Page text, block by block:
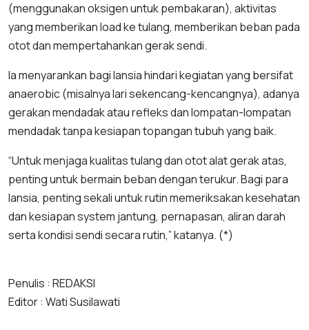
(menggunakan oksigen untuk pembakaran), aktivitas
yang memberikan load ke tulang, memberikan beban pada
otot dan mempertahankan gerak sendi.
Ia menyarankan bagi lansia hindari kegiatan yang bersifat
anaerobic (misalnya lari sekencang-kencangnya), adanya
gerakan mendadak atau refleks dan lompatan-lompatan
mendadak tanpa kesiapan topangan tubuh yang baik.
“Untuk menjaga kualitas tulang dan otot alat gerak atas,
penting untuk bermain beban dengan terukur. Bagi para
lansia, penting sekali untuk rutin memeriksakan kesehatan
dan kesiapan system jantung, pernapasan, aliran darah
serta kondisi sendi secara rutin,” katanya. (*)
Penulis : REDAKSI
Editor : Wati Susilawati